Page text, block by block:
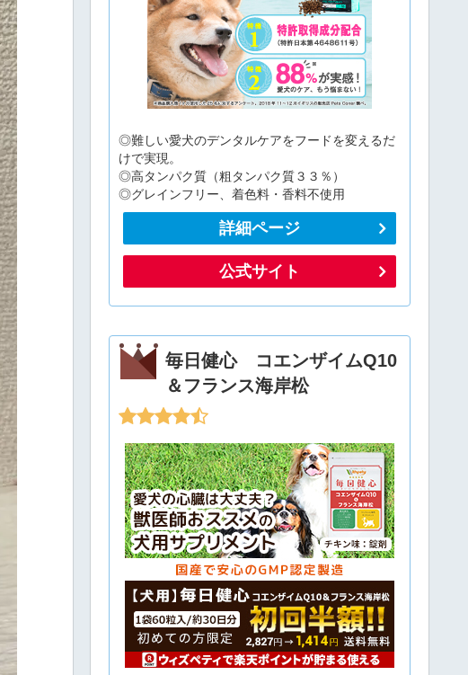
◎難しい愛犬のデンタルケアをフードを変えるだ
けで実現。
◎高タンパク質（粗タンパク質３３％）
◎グレインフリー、着色料・香料不使用
詳細ページ
公式サイト
毎日健心 コエンザイムQ10
＆フランス海岸松